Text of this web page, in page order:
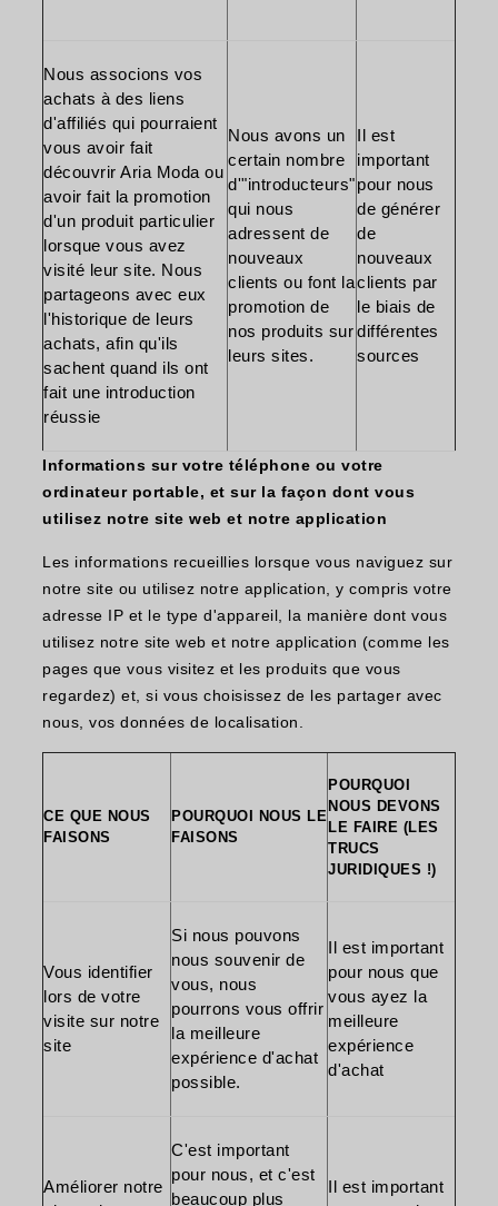
Nous associons vos
achats à des liens
d'affiliés qui pourraient
vous avoir fait
découvrir Aria Moda ou
avoir fait la promotion
d'un produit particulier
lorsque vous avez
visité leur site. Nous
partageons avec eux
l'historique de leurs
achats, afin qu'ils
sachent quand ils ont
fait une introduction
réussie
Nous avons un
certain nombre
d'"introducteurs"
qui nous
adressent de
nouveaux
clients ou font la
promotion de
nos produits sur
leurs sites.
Il est
important
pour nous
de générer
de
nouveaux
clients par
le biais de
différentes
sources
Informations sur votre téléphone ou votre
ordinateur portable, et sur la façon dont vous
utilisez notre site web et notre application
Les informations recueillies lorsque vous naviguez sur
notre site ou utilisez notre application, y compris votre
adresse IP et le type d'appareil, la manière dont vous
utilisez notre site web et notre application (comme les
pages que vous visitez et les produits que vous
regardez) et, si vous choisissez de les partager avec
nous, vos données de localisation.
CE QUE NOUS
FAISONS
POURQUOI NOUS LE
FAISONS
POURQUOI
NOUS DEVONS
LE FAIRE (LES
TRUCS
JURIDIQUES !)
Vous identifier
lors de votre
visite sur notre
site
Si nous pouvons
nous souvenir de
vous, nous
pourrons vous offrir
la meilleure
expérience d'achat
possible.
Il est important
pour nous que
vous ayez la
meilleure
expérience
d'achat
Améliorer notre
C'est important
pour nous, et c'est
beaucoup plus
Il est important